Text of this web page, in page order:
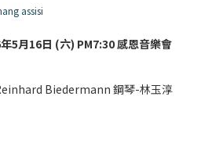
assisi
5月16日 (六) PM7:30 感恩音樂會
Biedermann 鋼琴-林玉淳